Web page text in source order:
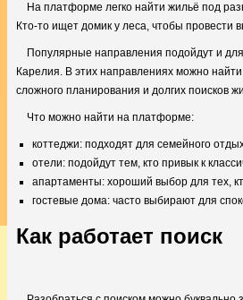
На платформе легко найти жильё под
Кто-то ищет домик у леса, чтобы провести
Популярные направления подойдут и
Карелия. В этих направлениях можно
сложного планирования и долгих поисков
Что можно найти на платформе:
коттеджи: подходят для семейного
отели: подойдут тем, кто привык к
апартаменты: хороший выбор для тех,
гостевые дома: часто выбирают для
Как работает поиск